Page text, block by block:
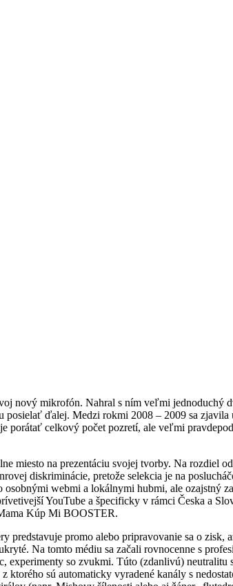
nový mikrofón. Nahral s ním veľmi jednoduchý
ďalej. Medzi rokmi 2008 – 2009 sa zjavila
porátať celkový počet pozretí, ale veľmi
miesto na prezentáciu svojej tvorby. Na rozdiel
diskriminácie, pretože selekcia je na
webmi a lokálnymi hubmi, ale ozajstný
YouTube a špecificky v rámci Česka a
Kúp Mi BOOSTER.
promo alebo pripravovanie sa o zisk,
Na tomto médiu sa začali rovnocenne s
experimenty so zvukmi. Túto (zdanlivú)
sú automaticky vyradené kanály s